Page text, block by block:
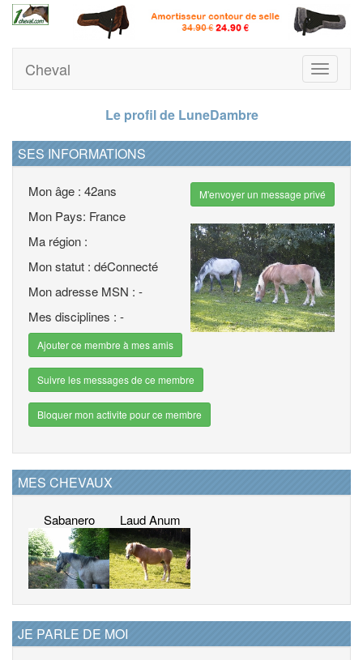
Toggle
Cheval
Le profil de LuneDambre
SES INFORMATIONS
Mon âge : 42ans
Mon Pays: France
Ma région :
Mon statut : déConnecté
Mon adresse MSN : -
Mes disciplines : -
Ajouter ce membre à mes amis
Suivre les messages de ce membre
Bloquer mon activite pour ce membre
M'envoyer un message privé
MES CHEVAUX
Sabanero Laud Anum
JE PARLE DE MOI